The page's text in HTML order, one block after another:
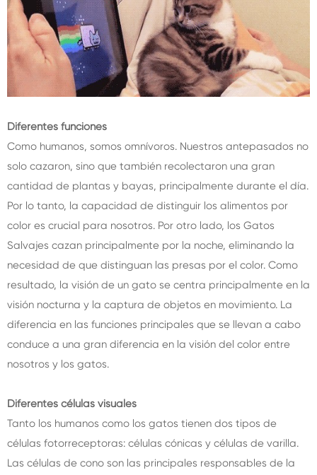
Diferentes funciones
Como humanos, somos omnívoros. Nuestros antepasados no
solo cazaron, sino que también recolectaron una gran
cantidad de plantas y bayas, principalmente durante el día.
Por lo tanto, la capacidad de distinguir los alimentos por
color es crucial para nosotros. Por otro lado, los Gatos
Salvajes cazan principalmente por la noche, eliminando la
necesidad de que distinguan las presas por el color. Como
resultado, la visión de un gato se centra principalmente en la
visión nocturna y la captura de objetos en movimiento. La
diferencia en las funciones principales que se llevan a cabo
conduce a una gran diferencia en la visión del color entre
nosotros y los gatos.
Diferentes células visuales
Tanto los humanos como los gatos tienen dos tipos de
células fotorreceptoras: células cónicas y células de varilla.
Las células de cono son las principales responsables de la